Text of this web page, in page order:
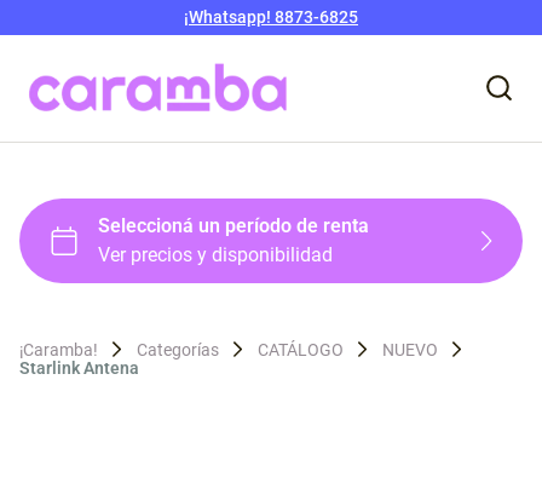
¡Whatsapp! 8873-6825
¡Caramba! Categorías CATÁLOGO
NUEVO
Starlink Antena